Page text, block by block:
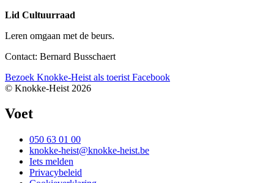
Lid Cultuurraad
Leren omgaan met de beurs.
Contact: Bernard Busschaert
Bezoek Knokke-Heist als toerist Facebook
© Knokke-Heist 2026
Voet
050 63 01 00
knokke-heist@knokke-heist.be
Iets melden
Privacybeleid